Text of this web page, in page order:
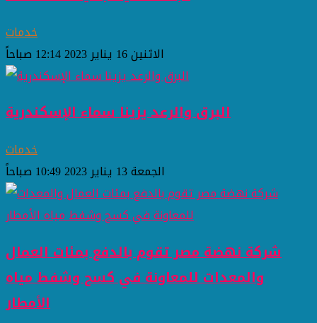
خدمات
الاثنين 16 يناير 2023 12:14 صباحاً
البرق والرعد يزينا سماء الإسكندرية
خدمات
الجمعة 13 يناير 2023 10:49 صباحاً
شركة نهضة مصر تقوم بالدفع بمئات العمال
والمعدات للمعاونة في كسح وشفط مياه
الأمطار